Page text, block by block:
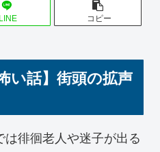
LINE コピー
い話】街頭の拡声
徘徊老人や迷子が出る